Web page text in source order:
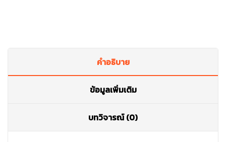
คำอธิบาย
ข้อมูลเพิ่มเติม
บทวิจารณ์ (0)